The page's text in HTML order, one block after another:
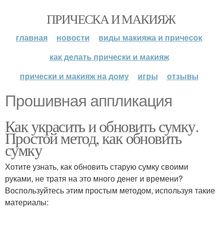
ПРИЧЕСКА И МАКИЯЖ
главная новости
виды макияжа и причесок
как делать прически и макияж
прически и макияж на дому
игры отзывы
Прошивная аппликация
Как украсить и обновить сумку.
Простой метод, как обновить
сумку
Хотите узнать, как обновить старую сумку своими
руками, не тратя на это много денег и времени?
Воспользуйтесь этим простым методом, используя такие
материалы: